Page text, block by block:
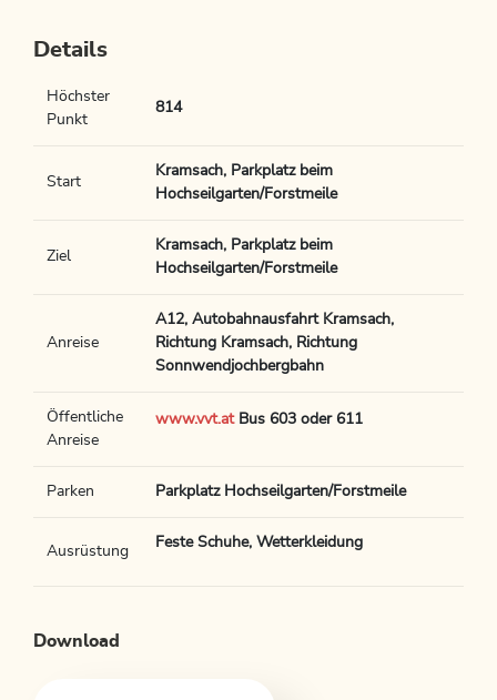
Details
Höchster
Punkt
814
Start
Kramsach, Parkplatz beim
Hochseilgarten/Forstmeile
Ziel
Kramsach, Parkplatz beim
Hochseilgarten/Forstmeile
Anreise
A12, Autobahnausfahrt Kramsach,
Richtung Kramsach, Richtung
Sonnwendjochbergbahn
Öffentliche
Anreise
www.vvt.atBus 603 oder 611
Parken Parkplatz Hochseilgarten/Forstmeile
Ausrüstung
Feste Schuhe, Wetterkleidung
Download